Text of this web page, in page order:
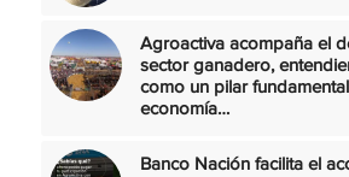
Agroactiva acompaña el
sector ganadero,
como un pilar
economía…
Banco Nación facilita el